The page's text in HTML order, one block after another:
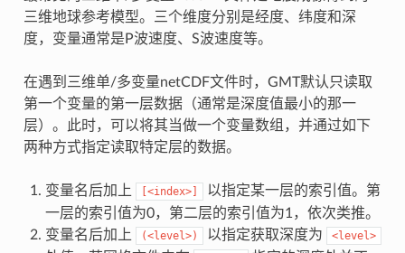
三维地球参考模型。三个维度分别是经度、纬度和深
度，变量通常是P波速度、S波速度等。
在遇到三维单/多变量netCDF文件时，GMT默认只读取
第一个变量的第一层数据（通常是深度值最小的那一
层）。此时，可以将其当做一个变量数组，并通过如下
两种方式指定读取特定层的数据。
变量名后加上 [<index>]
以指定某一层的索引值。第
一层的索引值为0，第二层的索引值为1，依次类推。
变量名后加上
(<level>) 以指定获取深度为 <level>